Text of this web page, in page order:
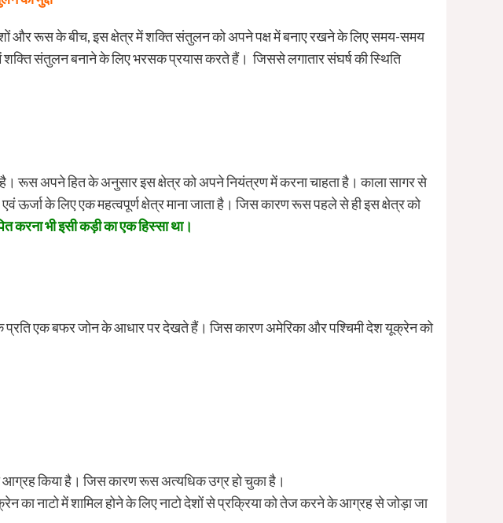
और रूस के बीच, इस क्षेत्र में शक्ति संतुलन को अपने पक्ष में बनाए रखने के लिए समय-समय
संतुलन बनाने के लिए भरसक प्रयास करते हैं। जिससे लगातार संघर्ष की स्थिति
रूस अपने हित के अनुसार इस क्षेत्र को अपने नियंत्रण में करना चाहता है। काला सागर से
के लिए एक महत्वपूर्ण क्षेत्र माना जाता है। जिस कारण रूस पहले से ही इस क्षेत्र को
करना भी इसी कड़ी का एक हिस्सा था।
एक बफर जोन के आधार पर देखते हैं। जिस कारण अमेरिका और पश्चिमी देश यूक्रेन को
आग्रह किया है। जिस कारण रूस अत्यधिक उग्र हो चुका है।
नाटो में शामिल होने के लिए नाटो देशों से प्रक्रिया को तेज करने के आग्रह से जोड़ा जा